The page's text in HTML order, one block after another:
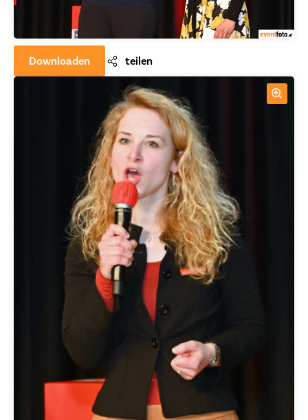
Downloaden teilen